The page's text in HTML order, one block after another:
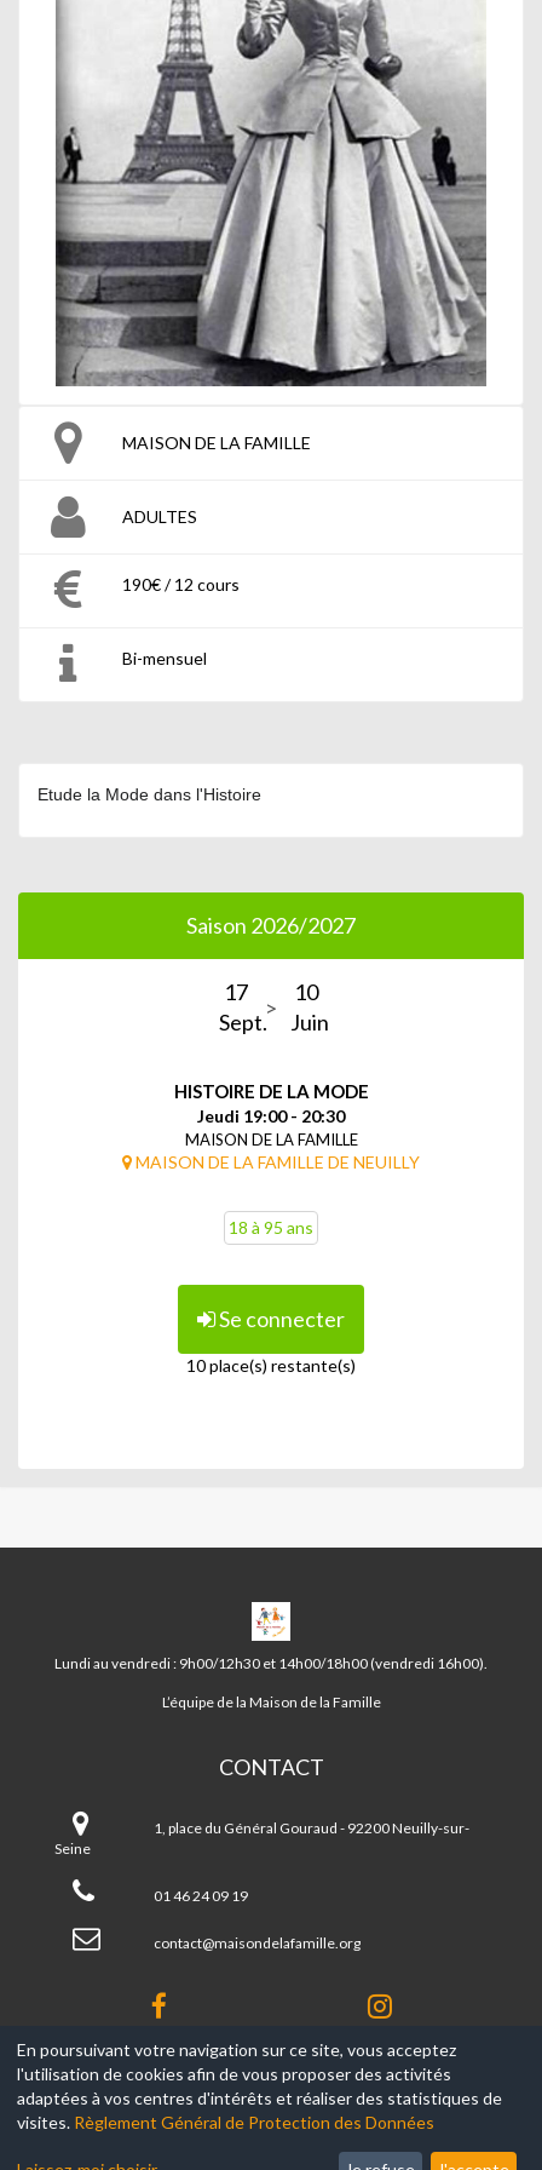
MAISON DE LA FAMILLE
ADULTES
190€ / 12 cours
Bi-mensuel
Etude la Mode dans l'Histoire
Saison 2026/2027
17
Sept.
10
Juin
HISTOIRE DE LA MODE
Jeudi 19:00 - 20:30
MAISON DE LA FAMILLE
MAISON DE LA FAMILLE DE NEUILLY
18 à 95 ans
Se connecter
10 place(s) restante(s)
MAISON
DE
LA
DE
Lundi au vendredi : 9h00/12h30 et 14h00/18h00 (vendredi 16h00).
L’équipe de la Maison de la Famille
CONTACT
la
Neuilly
1, place du Général Gouraud - 92200 Neuilly-sur-
Seine
01 46 24 09 19
contact@maisondelafamille.org
© 2017-2026, Ce site est propulsé par Aniapps.fr
CGV
En poursuivant votre navigation sur ce site, vous acceptez
l'utilisation de cookies afin de vous proposer des activités
adaptées à vos centres d'intérêts et réaliser des statistiques de
visites. Règlement Général de Protection des Données